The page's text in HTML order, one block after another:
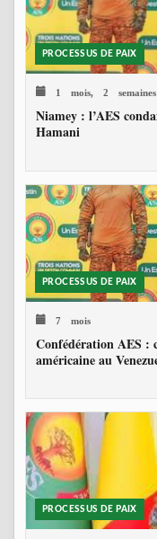
PROCESSUS DE PAIX
1 mois, 2 semaines
Niamey : l’AES
Hamani
PROCESSUS DE PAIX
7 mois
Confédération AES :
américaine au
PROCESSUS DE PAIX